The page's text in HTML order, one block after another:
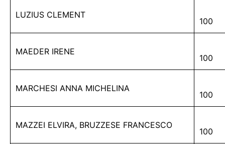
LUZIUS CLEMENT
100
MAEDER IRENE
100
MARCHESI ANNA MICHELINA
100
MAZZEI ELVIRA, BRUZZESE FRANCESCO
100